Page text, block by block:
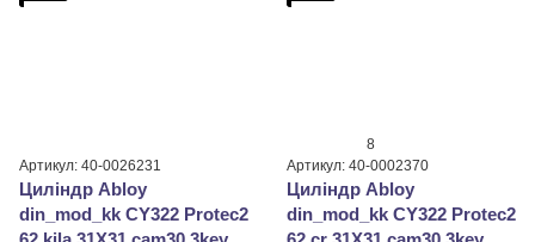
Артикул: 40-0026231
Циліндр Abloy
din_mod_kk CY322 Protec2
8
Артикул: 40-0002370
Циліндр Abloy
din_mod_kk CY322 Protec2